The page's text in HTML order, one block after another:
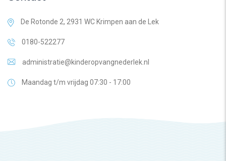
De Rotonde 2, 2931 WC Krimpen aan de Lek
0180-522277
administratie@kinderopvangnederlek.nl
Maandag t/m vrijdag 07:30 - 17:00